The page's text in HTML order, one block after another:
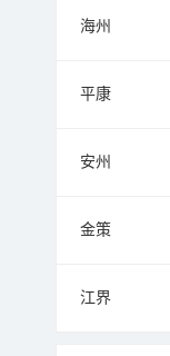
海州
平康
安州
金策
江界